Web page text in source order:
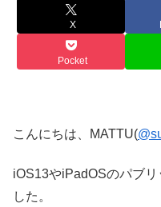
X
Pocket
こんにちは、MATTU(
iOS13やiPadOSのパブ
した。